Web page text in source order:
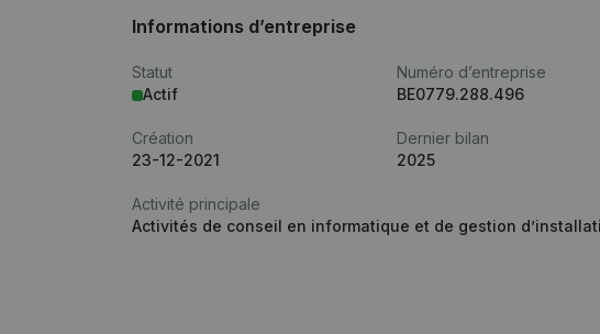
Informations d’entreprise
Statut
Actif
Numéro d’entreprise
BE0779.288.496
Création
23-12-2021
Dernier bilan
2025
Activité principale
Activités de conseil en informatique et de gestion